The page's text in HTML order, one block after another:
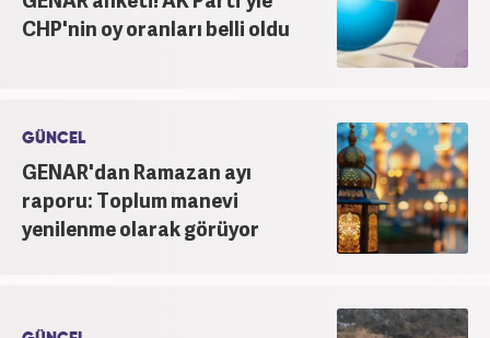
CHP'nin oy oranları belli oldu
GÜNCEL
GENAR'dan Ramazan ayı
raporu: Toplum manevi
yenilenme olarak görüyor